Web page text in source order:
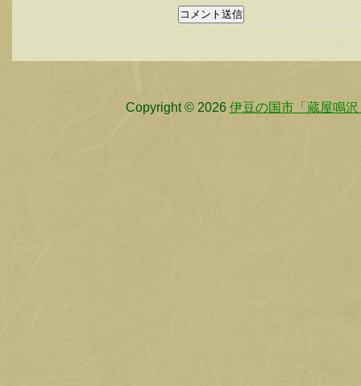
Copyright © 2026 伊豆の国市「蔵屋鳴